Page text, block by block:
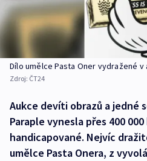
Dílo umělce Pasta Oner vydražené v
Zdroj: ČT24
Aukce devíti obrazů a jedné
Paraple vynesla přes 400
handicapované. Nejvíc
umělce Pasta Onera, z